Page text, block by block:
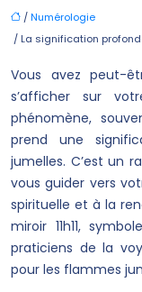
/Numérologie
/ La signification
Vous avez peut-
s’afficher sur
phénomène,
prend une
jumelles. C’est un
vous guider vers
spirituelle et à la
miroir 11h11,
praticiens de la
pour les flammes